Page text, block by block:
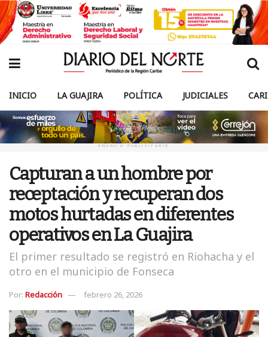
INICIO LA GUAJIRA POLÍTICA JUDICIALES
ANUNCIO PUBLICITARIO
Capturan a un hombre por
receptación y recuperan dos
motos hurtadas en diferentes
operativos en La Guajira
El primer resultado se registró en Riohacha y el
otro en el municipio de Fonseca
Por: Redacción febrero 26, 2026